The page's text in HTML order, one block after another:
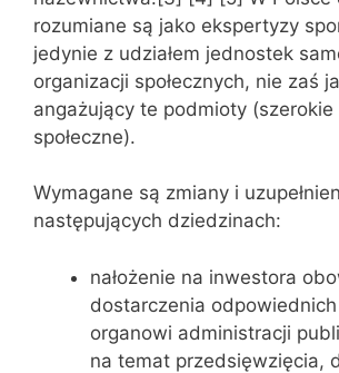
rozumiane są jako ekspertyzy
jedynie z udziałem jednostek
organizacji społecznych, nie zaś
angażujący te podmioty (szerokie
społeczne).
Wymagane są zmiany i
następujących dziedzinach:
nałożenie na inwestora
dostarczenia
organowi administracji
na temat przedsięwzięcia,